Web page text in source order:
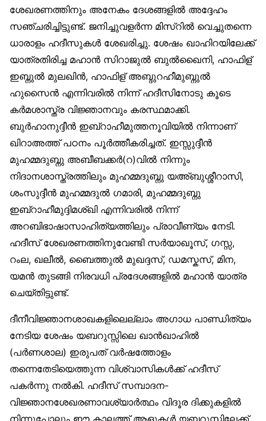
ശേഖരണത്തിനും അനേകം ദേശങ്ങളില്‍ അദ്ദേഹം
സഞ്ചരിച്ചിട്ടുണ്ട്. ജനിച്ചുവളര്‍ന്ന മിസ്റില്‍ വെച്ചുതന്നെ
ധാരാളം ഹദീസുകള്‍ ശേഖരിച്ചു. ശേഷം ഖാഹിറയിലേക്ക്
യാത്രതിരിച്ച മഹാന്‍ സിറാജുല്‍ ബുല്‍ഖൈനി, ഹാഫിള്
ഇബ്നുല്‍ മുലഖിന്‍, ഹാഫിള് അബ്ദുറഹീമുബ്നുല്‍
ഹുസൈന്‍ എന്നിവരില്‍ നിന്ന് ഹദീസിനോടു കൂടെ
കര്‍മശാസ്ത്ര വിജ്ഞാനവും കരസ്ഥമാക്കി.
ബുര്‍ഹാനുദ്ദീന്‍ ഇബ്റാഹീമുത്തനൂവിയില്‍ നിന്നാണ്
ഖിറാഅത്ത് പഠനം പൂര്‍ത്തീകരിച്ചത്. ഇസ്സുദ്ദീന്‍
മുഹമ്മദുബ്നു അബീബക്കര്‍(റ)വില്‍ നിന്നും
നിദാനശാസ്ത്രത്തിലും മുഹമ്മദുബ്നു യഅ്ബുശ്ശീറാസി,
ശംസുദ്ദീന്‍ മുഹമ്മദുല്‍ ഗമാരി, മുഹമ്മദുബ്നു
ഇബ്റാഹീമുദ്ദിമശ്ഖി എന്നിവരില്‍ നിന്ന്
അറബിഭാഷാസാഹിത്യത്തിലും പ്രാവീണ്യം നേടി.
ഹദീസ് ശേഖരണത്തിനുവേണ്ടി സര്‍യാഖൂസ്, ഗസ്സ,
റംല, ഖലീല്‍, ബൈത്തുല്‍ മുഖദ്ദസ്, ഡമസ്കസ്, മിന,
യമന്‍ തുടങ്ങി നിരവധി പ്രദേശങ്ങളില്‍ മഹാന്‍ യാത്ര
ചെയ്തിട്ടുണ്ട്.
ദീനീവിജ്ഞാനശാഖകളിലെല്ലാം അഗാധ പാണ്ഡിത്യം
നേടിയ ശേഷം യബറുസ്സിലെ ഖാന്‍ഖാഹില്‍
(പര്‍ണശാല) ഇരുപത് വര്‍ഷത്തോളം
തന്നെതേടിയെത്തുന്ന വിശ്വാസികള്‍ക്ക് ഹദീസ്
പകര്‍ന്നു നല്‍കി. ഹദീസ് സമ്പാദന-
വിജ്ഞാനശേഖരണാവശ്യാര്‍ത്ഥം വിദൂര ദിക്കുകളില്‍